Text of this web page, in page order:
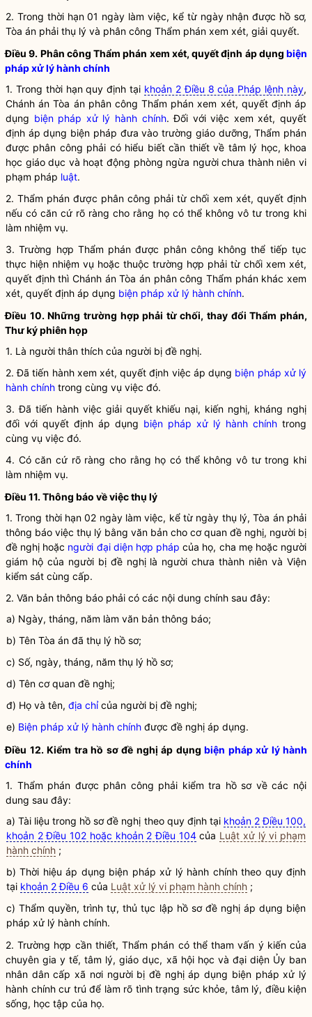
2. Trong thời hạn 01 ngày làm việc, kể từ ngày nhận được hồ sơ,
Tòa án phải thụ lý và phân công Thẩm phán xem xét, giải quyết.
Điều 9. Phân công Thẩm phán xem xét, quyết định áp dụng biện
pháp xử lý hành chính
1. Trong thời hạn quy định tại khoản 2 Điều 8 của Pháp lệnh này,
Chánh án Tòa án phân công Thẩm phán xem xét, quyết định áp
dụng biện pháp xử lý hành chính. Đối với việc xem xét, quyết
định áp dụng biện pháp đưa vào trường giáo dưỡng, Thẩm phán
được phân công phải có hiểu biết cần thiết về tâm lý học, khoa
học giáo dục và hoạt động phòng ngừa người chưa thành niên vi
phạm pháp luật.
2. Thẩm phán được phân công phải từ chối xem xét, quyết định
nếu có căn cứ rõ ràng cho rằng họ có thể không vô tư trong khi
làm nhiệm vụ.
3. Trường hợp Thẩm phán được phân công không thể tiếp tục
thực hiện nhiệm vụ hoặc thuộc trường hợp phải từ chối xem xét,
quyết định thì Chánh án Tòa án phân công Thẩm phán khác xem
xét, quyết định áp dụng biện pháp xử lý hành chính.
Điều 10. Những trường hợp phải từ chối, thay đổi Thẩm phán,
Thư ký phiên họp
1. Là người thân thích của người bị đề nghị.
2. Đã tiến hành xem xét, quyết định việc áp dụng biện pháp xử lý
hành chính trong cùng vụ việc đó.
3. Đã tiến hành việc giải quyết khiếu nại, kiến nghị, kháng nghị
đối với quyết định áp dụng biện pháp xử lý hành chính trong
cùng vụ việc đó.
4. Có căn cứ rõ ràng cho rằng họ có thể không vô tư trong khi
làm nhiệm vụ.
Điều 11. Thông báo về việc thụ lý
1. Trong thời hạn 02 ngày làm việc, kể từ ngày thụ lý, Tòa án phải
thông báo việc thụ lý bằng văn bản cho cơ quan đề nghị, người bị
đề nghị hoặc người đại diện hợp pháp của họ, cha mẹ hoặc người
giám hộ của người bị đề nghị là người chưa thành niên và Viện
kiểm sát cùng cấp.
2. Văn bản thông báo phải có các nội dung chính sau đây:
a) Ngày, tháng, năm làm văn bản thông báo;
b) Tên Tòa án đã thụ lý hồ sơ;
c) Số, ngày, tháng, năm thụ lý hồ sơ;
d) Tên cơ quan đề nghị;
đ) Họ và tên, địa chỉcủa người bị đề nghị;
e) Biện pháp xử lý hành chính được đề nghị áp dụng.
Điều 12. Kiểm tra hồ sơ đề nghị áp dụng biện pháp xử lý hành
chính
1. Thẩm phán được phân công phải kiểm tra hồ sơ về các nội
dung sau đây:
a) Tài liệu trong hồ sơ đề nghị theo quy định tại khoản 2 Điều 100,
khoản 2 Điều 102 hoặc khoản 2 Điều 104của Luật xử lý vi phạm
hành chính ;
b) Thời hiệu áp dụng biện pháp xử lý hành chínhtheo quy định
tại khoản 2 Điều 6 của Luật xử lý vi phạm hành chính ;
c) Thẩmquyền, trình tự, thủ tục lập hồ sơ đề nghị áp dụng biện
pháp xử lý hành chính.
2. Trường hợp cần thiết, Thẩm phán có thể tham vấn ý kiến của
chuyên gia y tế, tâm lý, giáo dục, xã hội học và đại diện Ủy ban
nhân dân cấp xã nơi người bị đề nghị áp dụng biện pháp xử lý
hành chínhcư trú để làm rõ tình trạng sức khỏe, tâm lý, điều kiện
sống, học tập của họ.